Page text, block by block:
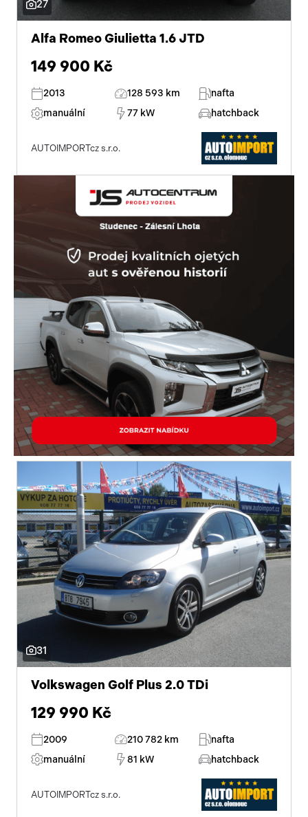
přední světla LED
centrál dálkový
dělená zadní sedadla
adaptivní tempomat
CD přehrávač
ostřikovače světlometů
aut. klimatizace
paměťová karta
satelitní navigace
LED denní svícení
senzor světel
zadní světla LED
volba jízdního režimu
ukazatel rychlostního limitu (SLIF)
27
Alfa Romeo Giulietta 1.6 JTD
149 900 Kč
2013 128 593 km
nafta
manuální
77 kW hatchback
AUTOIMPORTcz s.r.o.
31
Volkswagen Golf Plus 2.0 TDi
129 990 Kč
2009 210 782 km
nafta
manuální
81 kW hatchback
AUTOIMPORTcz s.r.o.